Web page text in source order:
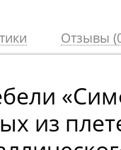
Отзывы
из